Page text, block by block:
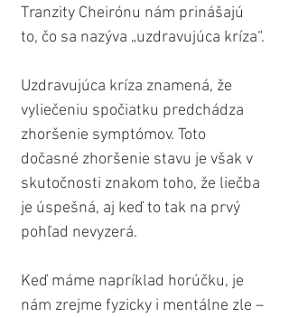
Tranzity Cheirónu nám prinášajú
to, čo sa nazýva „uzdravujúca kríza“.
Uzdravujúca kríza znamená, že
vyliečeniu spočiatku predchádza
zhoršenie symptómov. Toto
dočasné zhoršenie stavu je však v
skutočnosti znakom toho, že liečba
je úspešná, aj keď to tak na prvý
pohľad nevyzerá.
Keď máme napríklad horúčku, je
nám zrejme fyzicky i mentálne zle –